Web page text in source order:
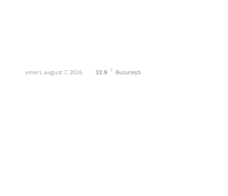
vineri, august 7, 2026 32.9 C București